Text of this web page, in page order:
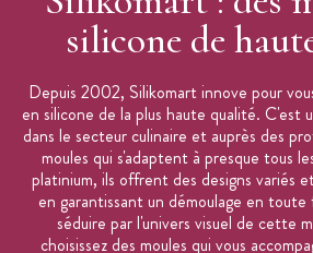
silicone de
Depuis 2002, Silikomart innove pour
en silicone de la plus haute qualité. C'est
dans le secteur culinaire et auprès des
moules qui s'adaptent à presque tous
platinium, ils offrent des designs variés
en garantissant un démoulage en toute
séduire par l'univers visuel de cette
choisissez des moules qui vous